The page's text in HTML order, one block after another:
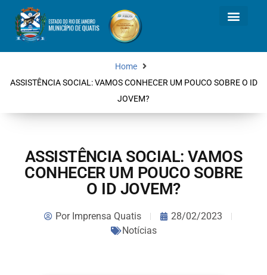
Home
ASSISTÊNCIA SOCIAL: VAMOS CONHECER UM POUCO SOBRE O ID
JOVEM?
ASSISTÊNCIA SOCIAL: VAMOS
CONHECER UM POUCO SOBRE
O ID JOVEM?
PorImprensa Quatis
28/02/2023
Notícias